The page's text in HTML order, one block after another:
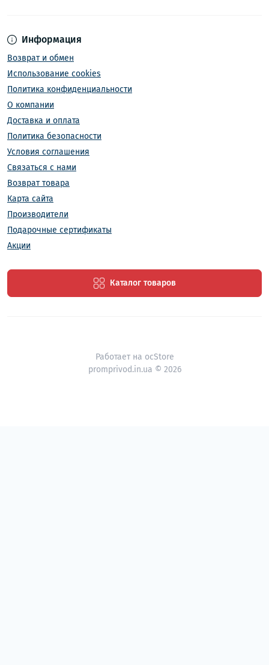
Информация
Возврат и обмен
Использование cookies
Политика конфиденциальности
О компании
Доставка и оплата
Политика безопасности
Условия соглашения
Связаться с нами
Возврат товара
Карта сайта
Производители
Подарочные сертификаты
Акции
Каталог товаров
Работает на ocStore
promprivod.in.ua © 2026